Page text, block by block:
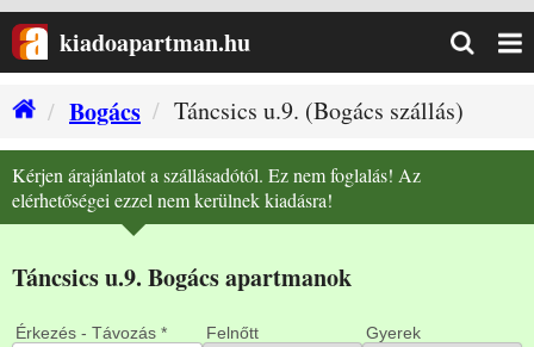
kiadoapartman.hu
Bogács
Táncsics u.9. (Bogács szállás)
Kérjen árajánlatot a szállásadótól. Ez nem foglalás! Az
elérhetőségei ezzel nem kerülnek kiadásra!
Táncsics u.9. Bogács apartmanok
Érkezés - Távozás * Felnőtt Gyerek